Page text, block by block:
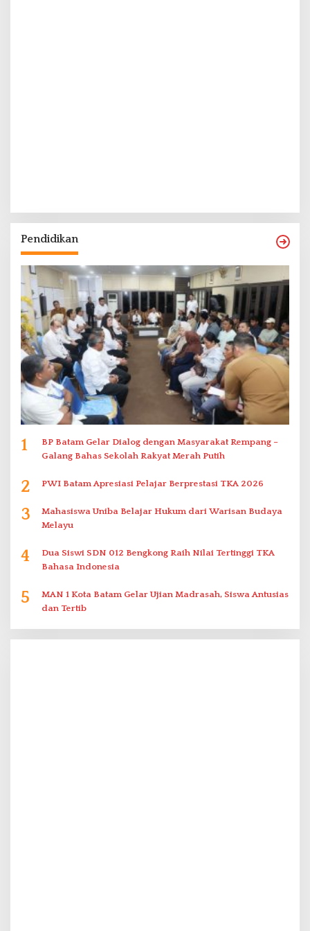
Pendidikan
1
BP Batam Gelar Dialog dengan Masyarakat Rempang –
Galang Bahas Sekolah Rakyat Merah Putih
2 PWI Batam Apresiasi Pelajar Berprestasi TKA 2026
3
Mahasiswa Uniba Belajar Hukum dari Warisan Budaya
Melayu
4
Dua Siswi SDN 012 Bengkong Raih Nilai Tertinggi TKA
Bahasa Indonesia
5
MAN 1 Kota Batam Gelar Ujian Madrasah, Siswa Antusias
dan Tertib